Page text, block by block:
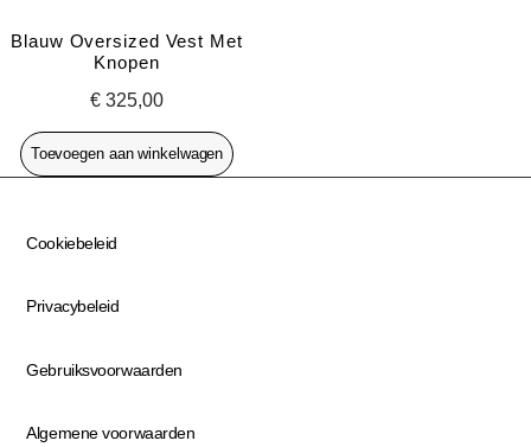
Blauw Oversized Vest Met
Knopen
€ 325,00
Toevoegen aan winkelwagen
Cookiebeleid
Privacybeleid
Gebruiksvoorwaarden
Algemene voorwaarden